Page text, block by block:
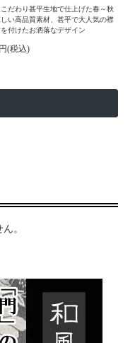
だわり甚平生地で仕上げた春～秋
い高品質素材、甚平で大人気の襟
付けたお洒落なデザイン
(税込)
。